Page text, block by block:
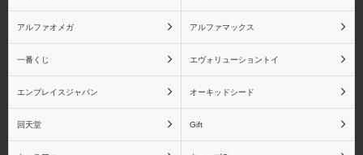
ドラゴンボール フィギ
ュアーツZEROシリーズ
ドラゴンボール 魂バデ
ィーズシリーズ
ドラゴンボール
アルファオメガ アルファマックス
一番くじ エヴォリューショントイ
エンブレイスジャパン オーキッドシード
回天堂 Gift